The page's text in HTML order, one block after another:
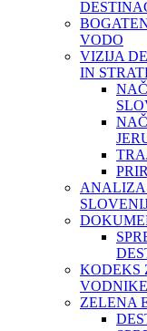
VODO
VIZIJA
IN
ANALIZA
KODEKS
VODNIKE
ZELENA